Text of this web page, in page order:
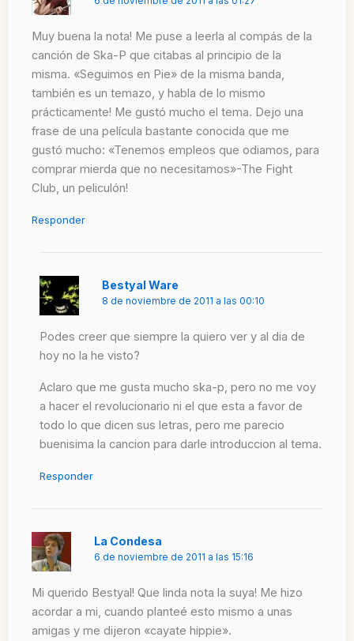
Muy buena la nota! Me puse a leerla al compás de la
canción de Ska-P que citabas al principio de la
misma. «Seguimos en Pie» de la misma banda,
también es un temazo, y habla de lo mismo
prácticamente! Me gustó mucho el tema. Dejo una
frase de una película bastante conocida que me
gustó mucho: «Tenemos empleos que odiamos, para
comprar mierda que no necesitamos»-The Fight
Club, un peliculón!
Responder
Bestyal Ware
8 de noviembre de 2011 a las 00:10
Podes creer que siempre la quiero ver y al dia de
hoy no la he visto?
Aclaro que me gusta mucho ska-p, pero no me voy
a hacer el revolucionario ni el que esta a favor de
todo lo que dicen sus letras, pero me parecio
buenisima la cancion para darle introduccion al tema.
Responder
La Condesa
6 de noviembre de 2011 a las 15:16
Mi querido Bestyal! Que linda nota la suya! Me hizo
acordar a mi, cuando planteé esto mismo a unas
amigas y me dijeron «cayate hippie».